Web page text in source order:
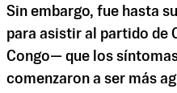
Sin embargo, fue hasta
para asistir al partido de
Congo— que los
comenzaron a ser más